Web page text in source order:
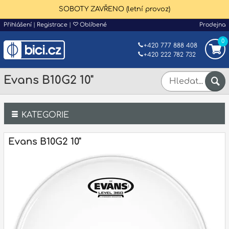
SOBOTY ZAVŘENO (letní provoz)
Přihlášení | Registrace | Oblíbené Prodejna
0
+420 777 888 408
+420 222 782 732
Evans B10G2 10"
KATEGORIE
Bicí
Kytary a strunné nástroje
Dechy
Evans B10G2 10"